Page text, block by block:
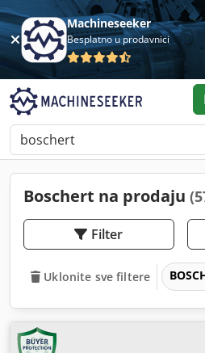
Machineseeker
Besplatno u prodavnici
Boschert na prodaju
Filter
Uklonite sve filtere